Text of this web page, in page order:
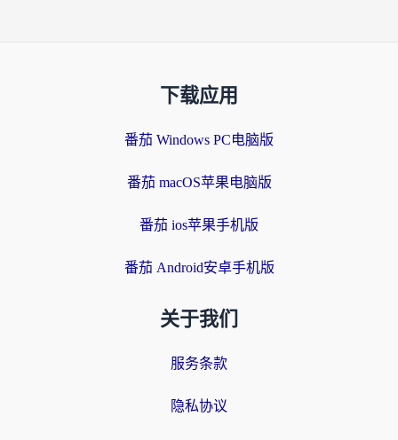
下载应用
番茄 Windows PC电脑版
番茄 macOS苹果电脑版
番茄 ios苹果手机版
番茄 Android安卓手机版
关于我们
服务条款
隐私协议